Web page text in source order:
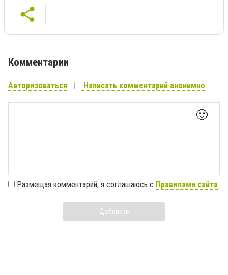
Комментарии
Авторизоваться Написать комментарий анонимно
🙂
Размещая комментарий, я соглашаюсь с Правилами сайта
Добавить